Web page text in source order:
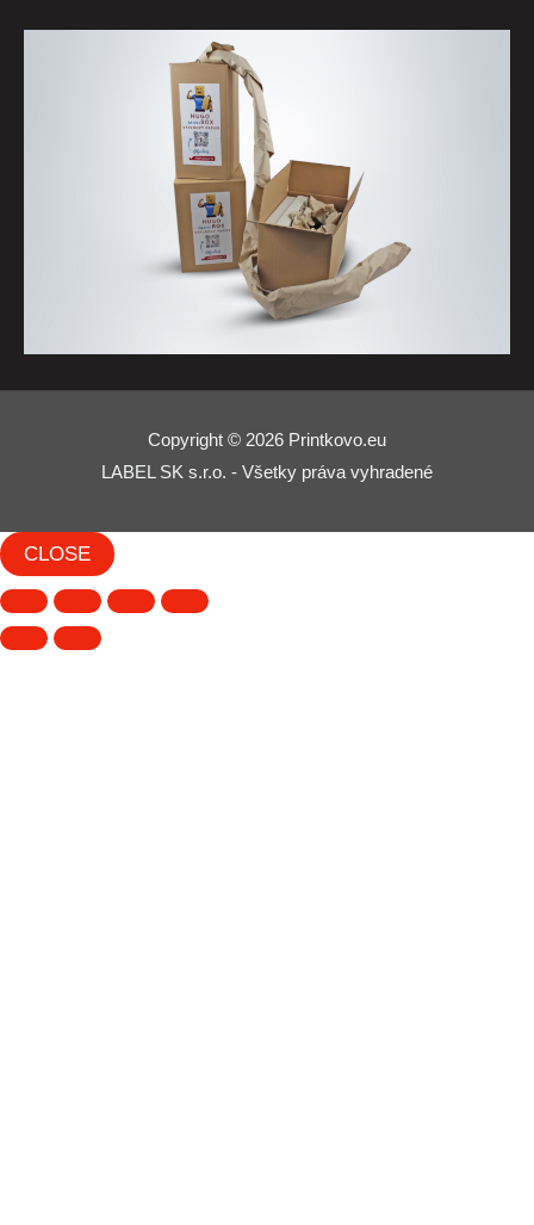
Copyright © 2026 Printkovo.eu
LABEL SK s.r.o. - Všetky práva vyhradené
CLOSE